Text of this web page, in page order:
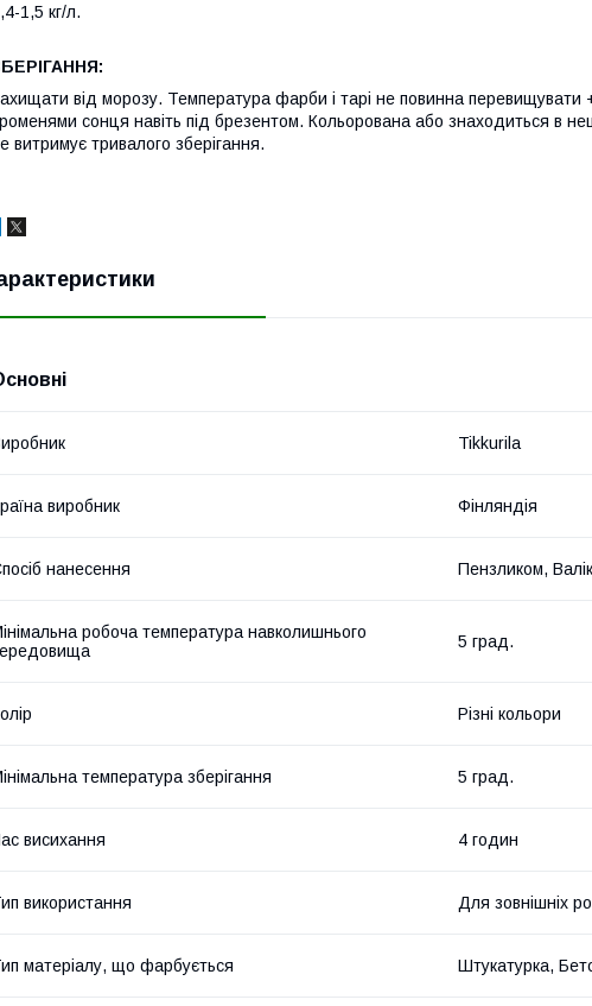
1,5 кг/л.
від морозу. Температура фарби і тарі не повинна перевищувати
сонця навіть під брезентом. Кольорована або знаходиться в
витримує тривалого зберігання.
Tikkurila
виробник Фінляндія
нанесення Пензликом,
робоча температура навколишнього
5 град.
Різні кольори
температура зберігання 5 град.
висихання 4 годин
використання Для зовнішніх
матеріалу, що фарбується Штукатурка,